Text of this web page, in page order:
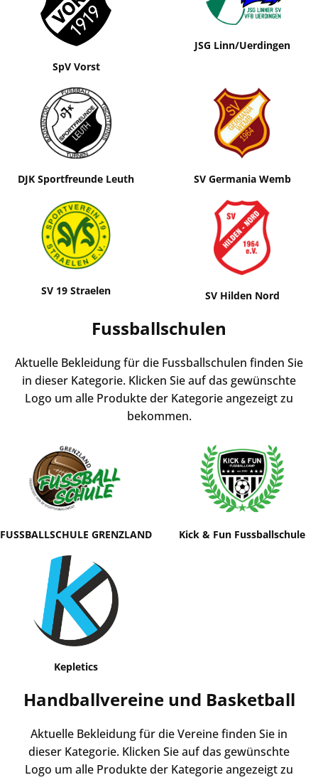
SpV Vorst
JSG Linn/Uerdingen
DJK Sportfreunde Leuth SV Germania Wemb
SV 19 Straelen SV Hilden Nord
Fussballschulen
Aktuelle Bekleidung für die Fussballschulen finden Sie
in dieser Kategorie. Klicken Sie auf das gewünschte
Logo um alle Produkte der Kategorie angezeigt zu
bekommen.
FUSSBALLSCHULE GRENZLAND Kick & Fun Fussballschule
Kepletics
Handballvereine und Basketball
Aktuelle Bekleidung für die Vereine finden Sie in
dieser Kategorie. Klicken Sie auf das gewünschte
Logo um alle Produkte der Kategorie angezeigt zu